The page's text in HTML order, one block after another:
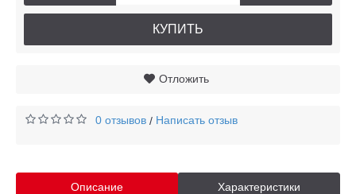
КУПИТЬ
Отложить
0 отзывов / Написать отзыв
Описание Характеристики